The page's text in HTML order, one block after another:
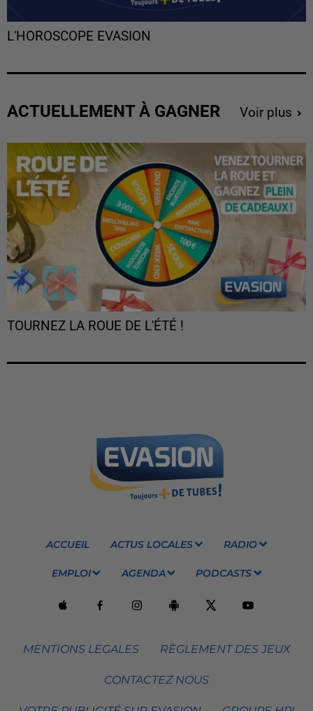
L'HOROSCOPE EVASION
ACTUELLEMENT À GAGNER Voir plus
TOURNEZ LA ROUE DE L'ÉTÉ !
ACCUEIL ACTUS LOCALES RADIO
EMPLOI AGENDA PODCASTS
MENTIONS LEGALES RÈGLEMENT DES JEUX
CONTACTEZ NOUS